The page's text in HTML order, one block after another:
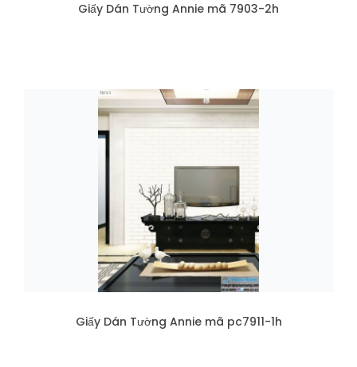
Giấy Dán Tường Annie mã 7903-2h
Giấy Dán Tường Annie mã pc7911-1h